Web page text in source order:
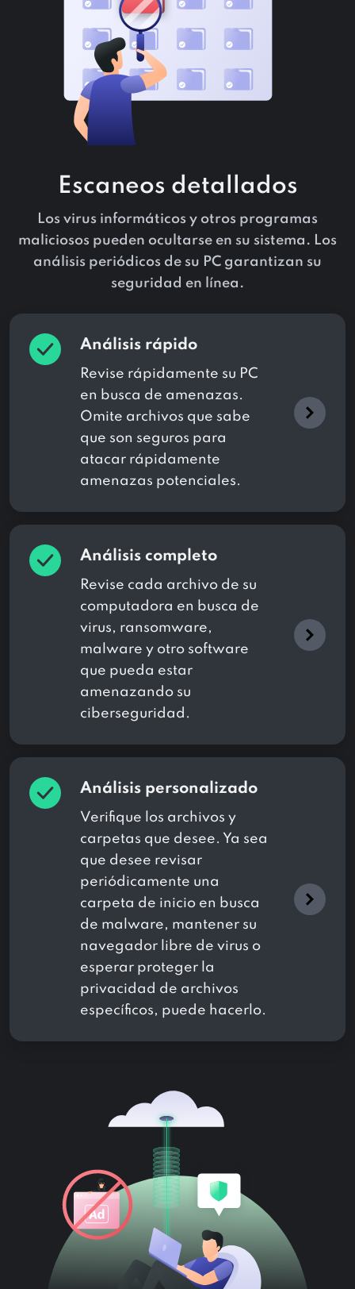
Escaneos detallados
Los virus informáticos y otros programas
maliciosos pueden ocultarse en su sistema. Los
análisis periódicos de su PC garantizan su
seguridad en línea.
Análisis rápido
Revise rápidamente su PC
en busca de amenazas.
Omite archivos que sabe
que son seguros para
atacar rápidamente
amenazas potenciales.
Análisis completo
Revise cada archivo de su
computadora en busca de
virus, ransomware,
malware y otro software
que pueda estar
amenazando su
ciberseguridad.
Análisis personalizado
Verifique los archivos y
carpetas que desee. Ya sea
que desee revisar
periódicamente una
carpeta de inicio en busca
de malware, mantener su
navegador libre de virus o
esperar proteger la
privacidad de archivos
específicos, puede hacerlo.